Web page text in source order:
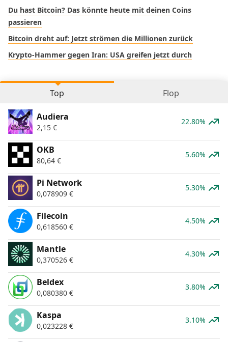
Du hast Bitcoin? Das könnte heute mit deinen Coins
passieren
Bitcoin dreht auf: Jetzt strömen die Millionen zurück
Krypto-Hammer gegen Iran: USA greifen jetzt durch
Top Flop
Audiera
2,15 €
22.80%
OKB
80,64 €
5.60%
Pi Network
0,078909 €
5.30%
Filecoin
0,618560 €
4.50%
Mantle
0,370526 €
4.30%
Beldex
0,080380 €
3.80%
Kaspa
0,023228 €
3.10%